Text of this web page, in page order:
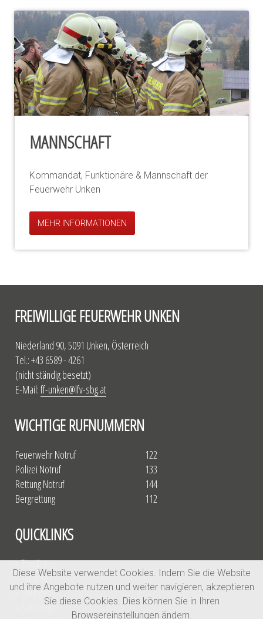
MANNSCHAFT
Kommandat, Funktionäre & Mannschaft der
Feuerwehr Unken
MEHR INFORMATIONEN
FREIWILLIGE FEUERWEHR UNKEN
Niederland 90, 5091 Unken, Österreich
Tel.: +43 6589 - 4261
(nicht ständig besetzt)
E-Mail:ff-unken@lfv-sbg.at
WICHTIGE RUFNUMMERN
Feuerwehr Notruf
Polizei Notruf
Rettung Notruf
Bergrettung
122
133
144
112
QUICKLINKS
» Einsätze
» Aktuelles
» Übungen
» Fahrzeuge
Diese Website verwendet Cookies. Indem Sie die Website
und ihre Angebote nutzen und weiter navigieren, akzeptieren
Sie diese Cookies. Dies können Sie in Ihren
Browsereinstellungen ändern.